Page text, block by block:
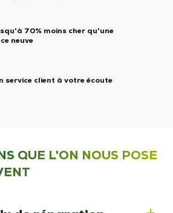
70% moins cher qu'une
neuve
service client à votre écoute
QUE L'ON NOUS POSE